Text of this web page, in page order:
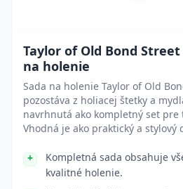
Taylor of Old Bond Street
na holenie
Sada na holenie Taylor of Old
pozostáva z holiacej štetky a
navrhnutá ako kompletný set
Vhodná je ako praktický a stylový
Kompletná sada obsahuje
kvalitné holenie.